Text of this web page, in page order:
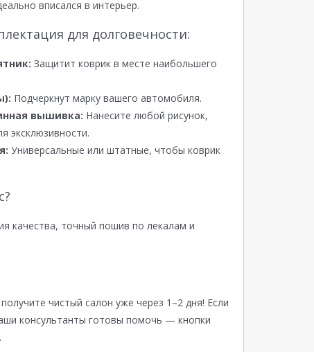
вписался в интерьер.
для долговечности:
Защитит коврик в месте наибольшего
Подчеркнут марку вашего автомобиля.
вышивка: Нанесите любой рисунок,
эксклюзивности.
Универсальные или штатные, чтобы коврик
качества, точный пошив по лекалам и
чистый салон уже через 1–2 дня! Если
консультанты готовы помочь — кнопки